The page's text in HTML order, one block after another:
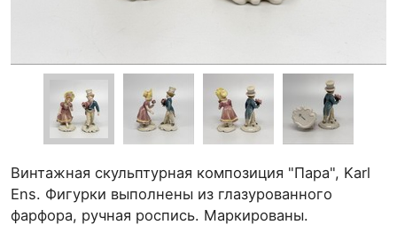
Винтажная скульптурная композиция "Пара", Karl
Ens. Фигурки выполнены из глазурованного
фарфора, ручная роспись. Маркированы.